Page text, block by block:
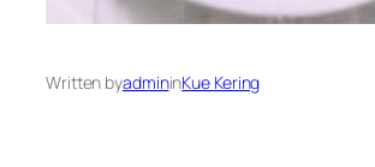
Written byadmininKue Kering